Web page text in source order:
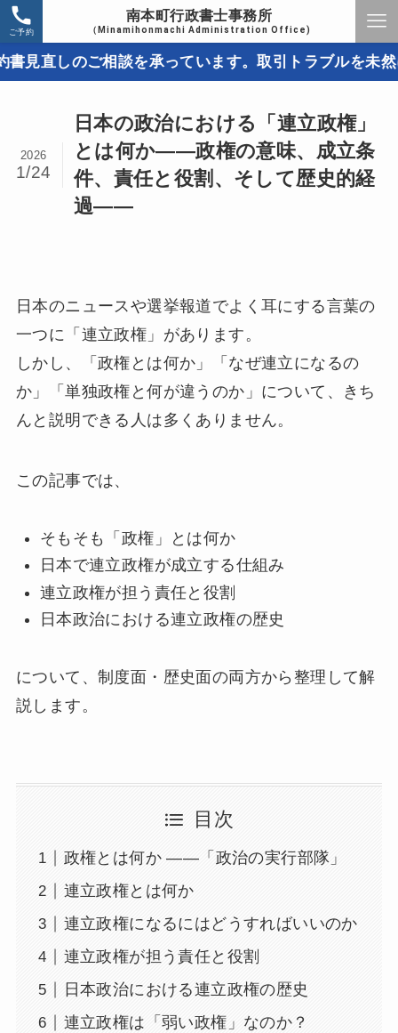
南本町行政書士事務所
（Minamihonmachi Administration Office)
ご予約
ご相談を承っています。取引トラブルを未然に防ぐ
日本の政治における「連立政権」
とは何か――政権の意味、成立条
件、責任と役割、そして歴史的経
過――
2026
1/24
日本のニュースや選挙報道でよく耳にする言葉の
一つに「連立政権」があります。
しかし、「政権とは何か」「なぜ連立になるの
か」「単独政権と何が違うのか」について、きち
んと説明できる人は多くありません。
この記事では、
そもそも「政権」とは何か
日本で連立政権が成立する仕組み
連立政権が担う責任と役割
日本政治における連立政権の歴史
について、制度面・歴史面の両方から整理して解
説します。
目次
政権とは何か ――「政治の実行部隊」
連立政権とは何か
連立政権になるにはどうすればいいのか
連立政権が担う責任と役割
日本政治における連立政権の歴史
連立政権は「弱い政権」なのか？